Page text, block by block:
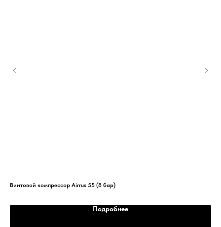
Винтовой компрессор Airrus 55 (8 бар)
Подробнее